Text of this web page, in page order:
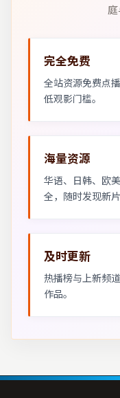
完全免费
全站资源免费点
低观影门槛。
海量资源
华语、日韩、欧
全，随时发现新片
及时更新
热播榜与上新频
作品。